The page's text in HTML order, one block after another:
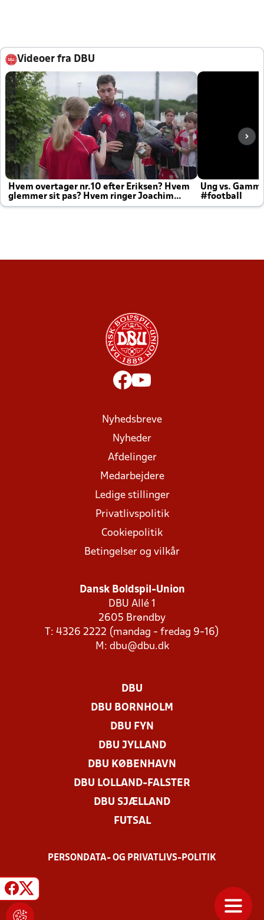
Videoer fra DBU
Hvem overtager nr.10 efter Eriksen? Hvem
glemmer sit pas? Hvem ringer Joachim
altid til efter kampe?
Ung vs.
#football
Nyhedsbreve
Nyheder
Afdelinger
Medarbejdere
Ledige stillinger
Privatlivspolitik
Cookiepolitik
Betingelser og vilkår
Dansk Boldspil-Union
DBU Allé 1
2605 Brøndby
T: 4326 2222 (mandag - fredag 9-16)
M: dbu@dbu.dk
DBU
DBU BORNHOLM
DBU FYN
DBU JYLLAND
DBU KØBENHAVN
DBU LOLLAND-FALSTER
DBU SJÆLLAND
FUTSAL
PERSONDATA- OG PRIVATLIVS-POLITIK